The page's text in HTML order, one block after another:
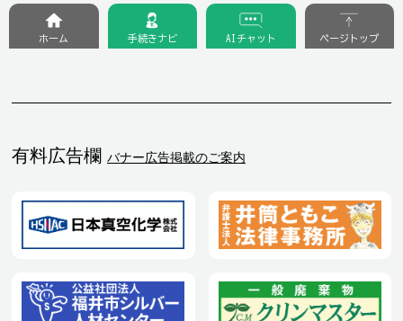
有料広告欄 バナー広告掲載のご案内
ホーム 手続きナビ AIチャット ページトップ